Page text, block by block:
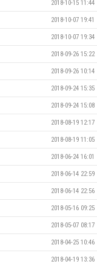
2018-10-15 11:44
2018-10-07 19:41
2018-10-07 19:34
2018-09-26 15:22
2018-09-26 10:14
2018-09-24 15:35
2018-09-24 15:08
2018-08-19 12:17
2018-08-19 11:05
2018-06-24 16:01
2018-06-14 22:59
2018-06-14 22:56
2018-05-16 09:25
2018-05-07 08:17
2018-04-25 10:46
2018-04-19 13:36